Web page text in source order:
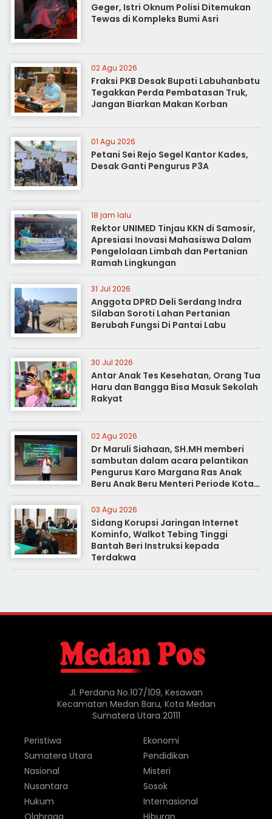
Geger, Istri Oknum Polisi Ditemukan
Tewas di Kompleks Bumi Asri
02 Agu 2026
Fraksi PKB Desak Bupati Labuhanbatu
Tegakkan Perda Pembatasan Truk,
Jangan Biarkan Makan Korban
01 Agu 2026
Petani Sei Rejo Segel Kantor Kades,
Desak Ganti Pengurus P3A
18 jam lalu
Rektor UNIMED Tinjau KKN di Samosir,
Apresiasi Inovasi Mahasiswa Dalam
Pengelolaan Limbah dan Pertanian
Ramah Lingkungan
31 Jul 2026
Anggota DPRD Deli Serdang Indra
Silaban Soroti Lahan Pertanian
Berubah Fungsi Di Pantai Labu
30 Jul 2026
Antar Anak Tes Kesehatan, Orang Tua
Haru dan Bangga Bisa Masuk Sekolah
Rakyat
02 Agu 2026
Dr Maruli Siahaan, SH.MH memberi
sambutan dalam acara pelantikan
Pengurus Karo Margana Ras Anak
Beru Anak Beru Menteri Periode Kota
Medan
03 Agu 2026
Sidang Korupsi Jaringan Internet
Kominfo, Walkot Tebing Tinggi
Bantah Beri Instruksi kepada
Terdakwa
Jl. Perdana No.107/109, Kesawan
Kecamatan Medan Baru, Kota Medan
Sumatera Utara 20111
Peristiwa
Sumatera Utara
Nasional
Nusantara
Hukum
Olahraga
Ekonomi
Pendidikan
Misteri
Sosok
Internasional
Hiburan